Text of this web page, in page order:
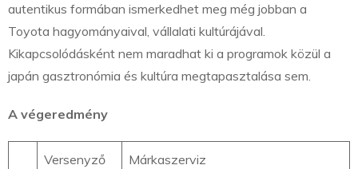
autentikus formában ismerkedhet meg még jobban a
Toyota hagyományaival, vállalati kultúrájával.
Kikapcsolódásként nem maradhat ki a programok közül a
japán gasztronómia és kultúra megtapasztalása sem.
A végeredmény
Versenyző Márkaszerviz